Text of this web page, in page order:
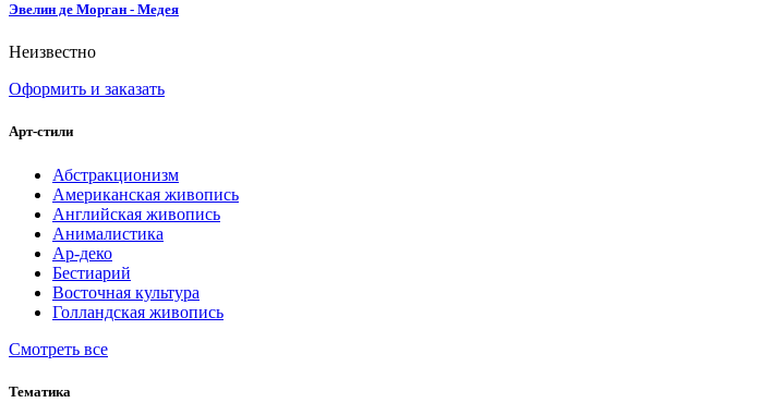
Эвелин де Морган - Медея
Неизвестно
Оформить и заказать
Арт-стили
Абстракционизм
Американская живопись
Английская живопись
Анималистика
Ар-деко
Бестиарий
Восточная культура
Голландская живопись
Смотреть все
Тематика